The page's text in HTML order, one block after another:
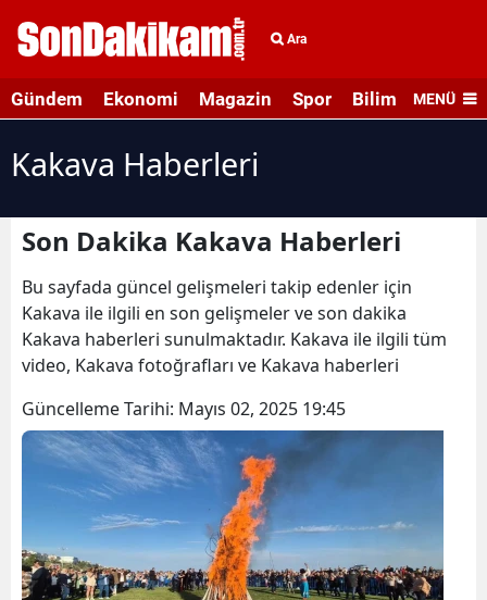
Ara
Gündem Ekonomi Magazin Spor Bilim veMENÜ
Kakava Haberleri
Son Dakika Kakava Haberleri
Bu sayfada güncel gelişmeleri takip edenler için
Kakava ile ilgili en son gelişmeler ve son dakika
Kakava haberleri sunulmaktadır. Kakava ile ilgili tüm
video, Kakava fotoğrafları ve Kakava haberleri
Güncelleme Tarihi: Mayıs 02, 2025 19:45